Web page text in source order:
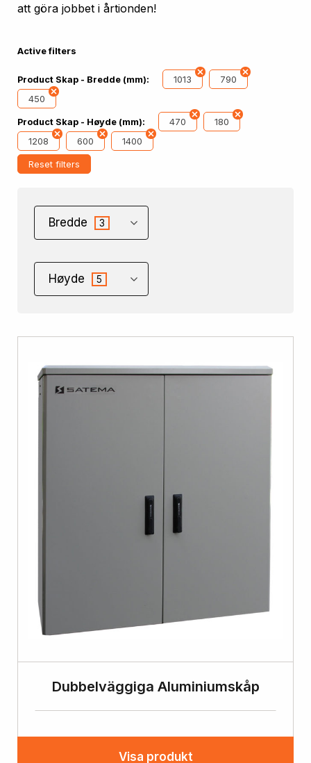
att göra jobbet i årtionden!
Active filters
Product Skap - Bredde (mm): 1013
790
450
Product Skap - Høyde (mm): 470
180
1208
600 1400
Reset filters
Bredde 3
Høyde 5
Dubbelväggiga Aluminiumskåp
Visa produkt